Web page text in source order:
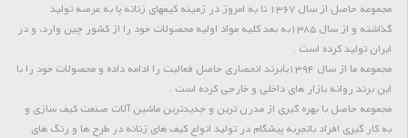
مجموعه حاصل از سال 1367 تا به امروز در زمینه کیفهای زنانه پا به عرصه تولید
گذاشته و از سال 1385به بعد کلیه مواد اولیه محصولات خود را از کشور چین وارد، و در
ایران تولید کرده است .
مجموعه ما از سال 1394بابرند انحصاری حاصل فعالیت را ادامه داده و محصولات خود را با
این برند روانه بازار های داخلی و خارجی کرده است .
مجموعه حاصل با بهره گیری از مدرن ترین و جدیدترین ماشین آلات صنعت کیف سازی و
به کار گیری افراد باتجربه پیشگام در تولید انواع کیف های زنانه در طرح ها و رنگ های